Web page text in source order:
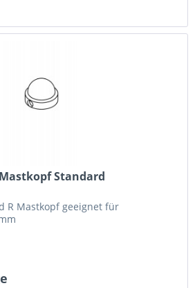
Standard
R Mastkopf geeignet für